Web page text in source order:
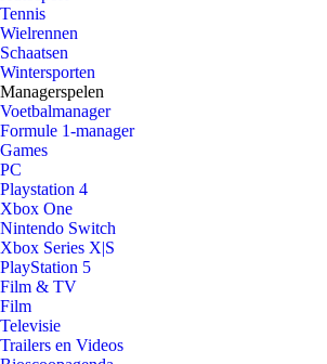
Tennis
Wielrennen
Schaatsen
Wintersporten
Managerspelen
Voetbalmanager
Formule 1-manager
Games
PC
Playstation 4
Xbox One
Nintendo Switch
Xbox Series X|S
PlayStation 5
Film & TV
Film
Televisie
Trailers en Videos